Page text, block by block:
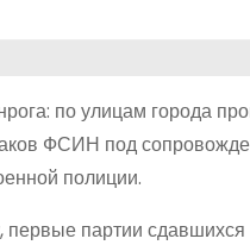
по улицам города
ФСИН под
полиции.
первые партии сдавшихся